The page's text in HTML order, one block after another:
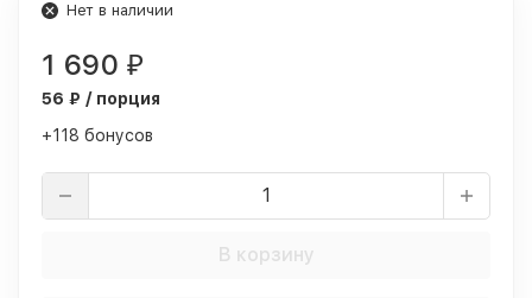
Нет в наличии
1 690 ₽
56 ₽ / порция
+118 бонусов
В корзину